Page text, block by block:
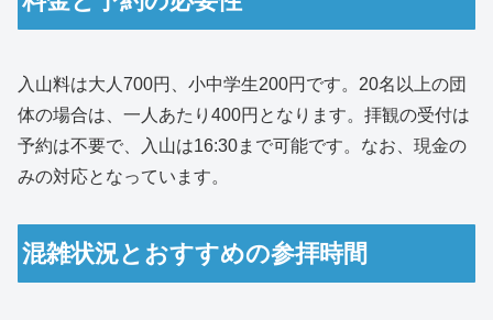
入山料は大人700円、小中学生200円です。20名以上の団
体の場合は、一人あたり400円となります。拝観の受付は
予約は不要で、入山は16:30まで可能です。なお、現金の
みの対応となっています。
混雑状況とおすすめの参拝時間